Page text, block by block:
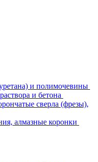
и полимочевины
и бетона
сверла (фрезы),
алмазные коронки